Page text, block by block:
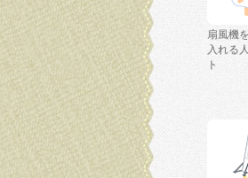
扇風機
入れる
ト